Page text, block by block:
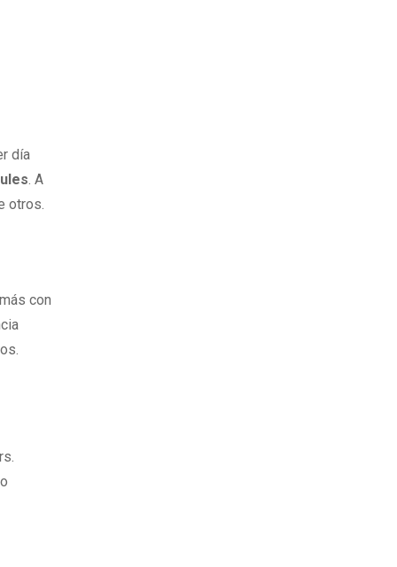
día
. A
otros.
con